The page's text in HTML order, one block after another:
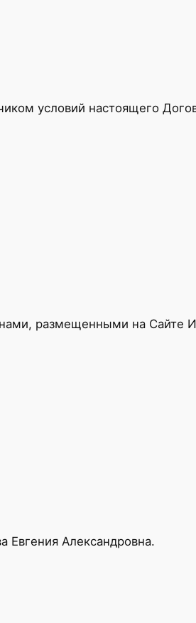
условий настоящего
размещенными на Сайте
Александровна.